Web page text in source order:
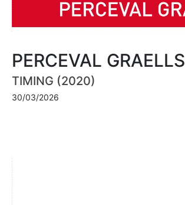
PERCEVAL GRAELLS
TIMING (2020)
30/03/2026